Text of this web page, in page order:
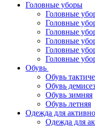
Головные уборы
Головные
Головные
Головные
Головные
Головные
Головные
Обувь
Обувь
Обувь
Обувь зимняя
Обувь летняя
Одежда для
Одежда для